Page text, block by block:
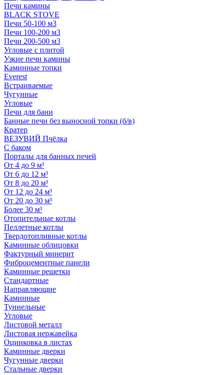
Печи камины
BLACK STOVE
Печи 50-100 м3
Печи 100-200 м3
Печи 200-500 м3
Угловые с плитой
Узкие печи камины
Каминные топки
Everest
Встраиваемые
Чугунные
Угловые
Печи для бани
Банные печи без выносной топки (б/в)
Кратер
ВЕЗУВИЙ Пчёлка
С баком
Порталы для банных печей
От 4 до 9 м³
От 6 до 12 м³
От 8 до 20 м³
От 12 до 24 м³
От 20 до 30 м³
Более 30 м³
Отопительные котлы
Пеллетные котлы
Твердотопливные котлы
Каминные облицовки
Фактурный минерит
Фиброцементные панели
Каминные решетки
Стандартные
Направляющие
Каминные
Туннельные
Угловые
Листовой металл
Листовая нержавейка
Оцинковка в листах
Каминные дверки
Чугунные дверки
Стальные дверки